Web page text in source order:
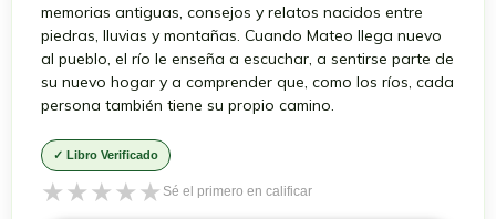
memorias antiguas, consejos y relatos nacidos entre
piedras, lluvias y montañas. Cuando Mateo llega nuevo
al pueblo, el río le enseña a escuchar, a sentirse parte de
su nuevo hogar y a comprender que, como los ríos, cada
persona también tiene su propio camino.
✓ Libro Verificado
★★★★★ Sé el primero en calificar